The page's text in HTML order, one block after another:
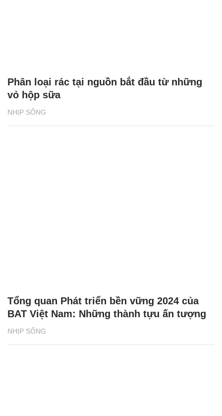
NHỊP SỐNG
Phân loại rác tại nguồn bắt đầu từ những
vỏ hộp sữa
NHỊP SỐNG
Tổng quan Phát triển bền vững 2024 của
BAT Việt Nam: Những thành tựu ấn tượng